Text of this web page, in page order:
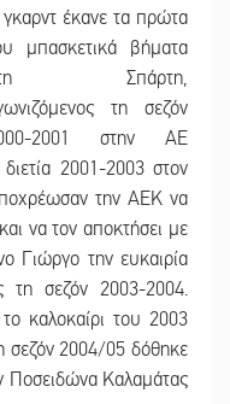
έκανε τα πρώτα
μπασκετικά βήματα
Σπάρτη,
τη σεζόν
2001 στην ΑΕ
2001-2003 στον
την ΑΕΚ να
να τον αποκτήσει με
Γιώργο την ευκαιρία
τη σεζόν 2003-2004.
καλοκαίρι του 2003
σεζόν 2004/05 δόθηκε
Ποσειδώνα Καλαμάτας